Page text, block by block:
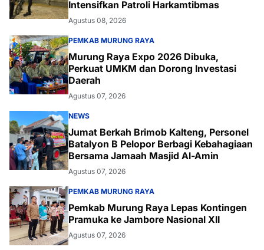
Intensifkan Patroli Harkamtibmas
Agustus 08, 2026
PEMKAB MURUNG RAYA
Murung Raya Expo 2026 Dibuka,
Perkuat UMKM dan Dorong Investasi
Daerah
Agustus 07, 2026
NEWS
Jumat Berkah Brimob Kalteng, Personel
Batalyon B Pelopor Berbagi Kebahagiaan
Bersama Jamaah Masjid Al-Amin
Agustus 07, 2026
PEMKAB MURUNG RAYA
Pemkab Murung Raya Lepas Kontingen
Pramuka ke Jambore Nasional XII
Agustus 07, 2026